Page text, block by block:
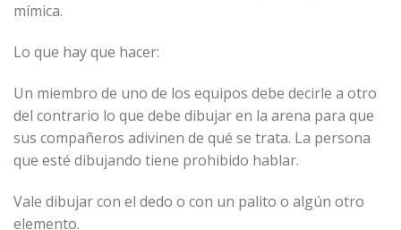
mímica.
Lo que hay que hacer:
Un miembro de uno de los equipos debe decirle a otro
del contrario lo que debe dibujar en la arena para que
sus compañeros adivinen de qué se trata. La persona
que esté dibujando tiene prohibido hablar.
Vale dibujar con el dedo o con un palito o algún otro
elemento.